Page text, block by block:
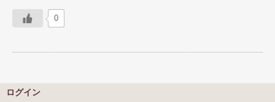
永咲花の魅力
お問い合わせ
0
ログイン